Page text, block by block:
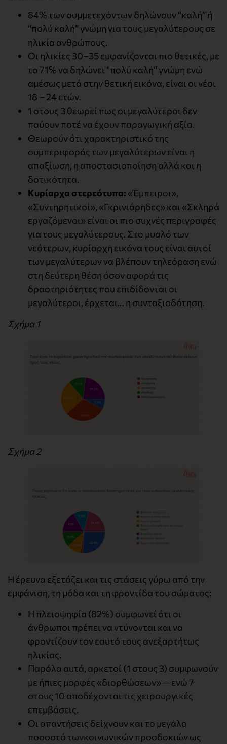
84% των συμμετεχόντων δηλώνουν “καλή” ή
“πολύ καλή” γνώμη για τους μεγαλύτερους σε
ηλικία ανθρώπους.
Οι ηλικίες 30–35 εμφανίζονται πιο θετικές, με
το 71% να δηλώνει “πολύ καλή” γνώμη ενώ
αμέσως μετά στην θετική εικόνα, είναι οι νέοι
18 – 24 ετών.
1 στους 3 θεωρεί πως οι μεγαλύτεροι δεν
παύουν ποτέ να έχουν παραγωγική αξία.
Θεωρούν ότι χαρακτηριστικό της
συμπεριφοράς των μεγαλύτερων είναι η
απαξίωση, η αποστασιοποίηση αλλά και η
δοτικότητα.
Κυρίαρχα στερεότυπα: «Έμπειροι»,
«Συντηρητικοί», «Γκρινιάρηδες» και «Σκληρά
εργαζόμενοι» είναι οι πιο συχνές περιγραφές
για τους μεγαλύτερους. Στο μυαλό των
νεότερων, κυρίαρχη εικόνα τους είναι αυτοί
των μεγαλύτερων να βλέπουν τηλεόραση ενώ
στη δεύτερη θέση όσον αφορά τις
δραστηριότητες που επιδίδονται οι
μεγαλύτεροι, έρχεται… η συνταξιοδότηση.
Σχήμα 1
Σχήμα 2
Η έρευνα εξετάζει και τις στάσεις γύρω από την
εμφάνιση, τη μόδα και τη φροντίδα του σώματος:
Η πλειοψηφία (82%) συμφωνεί ότι οι
άνθρωποι πρέπει να ντύνονται και να
φροντίζουν τον εαυτό τους ανεξαρτήτως
ηλικίας.
Παρόλα αυτά, αρκετοί (1 στους 3) συμφωνούν
με ήπιες μορφές «διορθώσεων» — ενώ 7
στους 10 αποδέχονται τις χειρουργικές
επεμβάσεις.
Οι απαντήσεις δείχνουν και το μεγάλο
ποσοστό τωνκοινωνικών προσδοκιών ως